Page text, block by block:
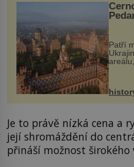
Patří
český
na
Je to právě nízká cena a
její shromáždění do
přináší možnost